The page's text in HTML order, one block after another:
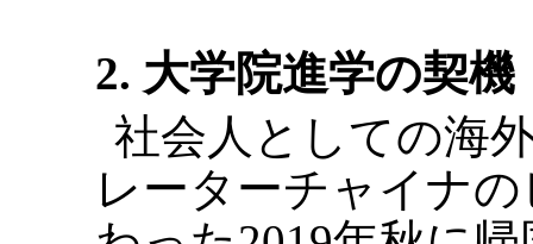
2. 大学院進学の契機
社会人としての海
レーターチャイナ